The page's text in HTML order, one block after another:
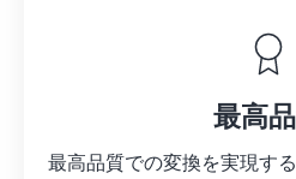
最高
最高品質での変換を実現す